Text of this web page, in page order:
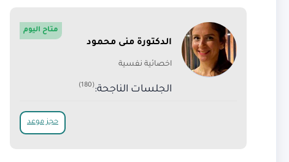
الدكتورة منى محمود
اخصائية نفسية
الجلسات الناجحة:(180)
متاح اليوم
حجز موعد